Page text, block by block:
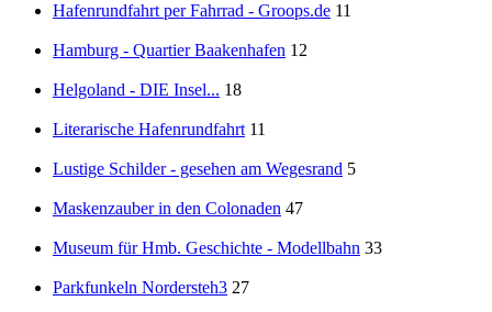
Hafenrundfahrt per Fahrrad - Groops.de 11
Hamburg - Quartier Baakenhafen 12
Helgoland - DIE Insel... 18
Literarische Hafenrundfahrt 11
Lustige Schilder - gesehen am Wegesrand 5
Maskenzauber in den Colonaden 47
Museum für Hmb. Geschichte - Modellbahn 33
Parkfunkeln Nordersteh3 27